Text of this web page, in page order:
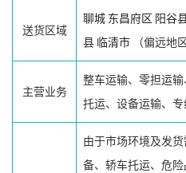
送货区域
聊城 东昌府区 阳谷
县 临清市 （偏远地
主营业务
整车运输、零担运
托运、设备运输、
由于市场环境及发
备、轿车托运、危